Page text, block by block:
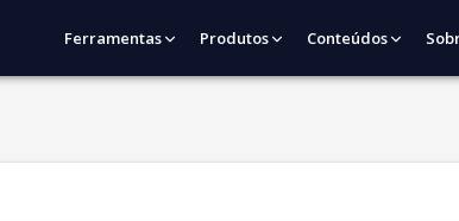
Ferramentas Produtos Conteúdos